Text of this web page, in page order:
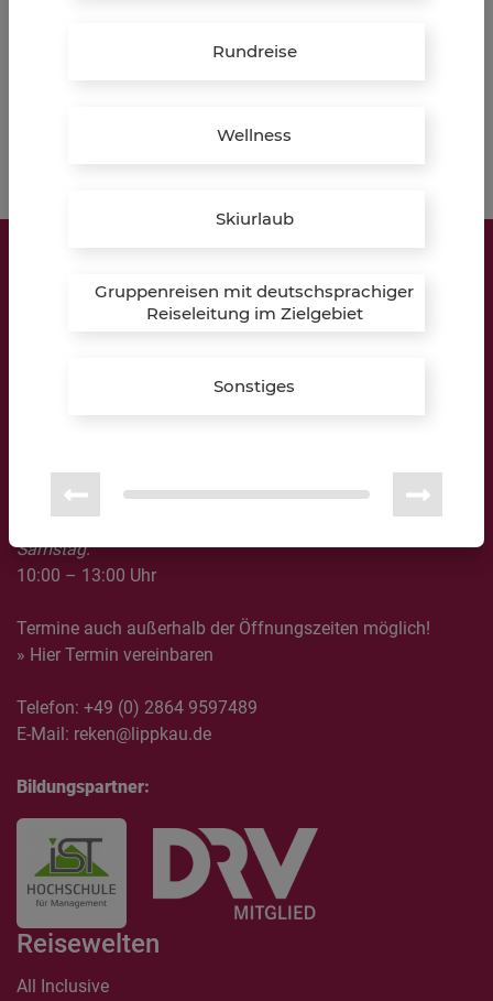
LIPPKAU Reisebüro
10:00 – 12:30 Uhr
16:00 – 19:30 Uhr
Samstag:
10:00 – 13:00 Uhr
Termine auch außerhalb der Öffnungszeiten möglich!
» Hier Termin vereinbaren
Telefon: +49 (0) 2864 9597489
E-Mail: reken@lippkau.de
Bildungspartner:
Reisewelten
All Inclusive
Rundreise
Wellness
Skiurlaub
Gruppenreisen mit deutschsprachiger
Reiseleitung im Zielgebiet
Sonstiges